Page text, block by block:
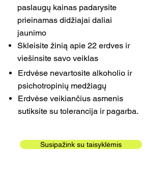
paslaugų kainas padarysite
prieinamas didžiajai daliai
jaunimo
Skleisite žinią apie 22 erdves ir
viešinsite savo veiklas
Erdvėse nevartosite alkoholio ir
psichotropinių medžiagų
Erdvėse veikiančius asmenis
sutiksite su tolerancija ir pagarba.
Susipažink su taisyklėmis